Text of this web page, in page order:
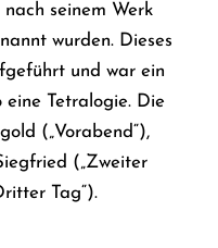
seinem Werk
wurden. Dieses
und war ein
Tetralogie. Die
(„Vorabend“),
(„Zweiter
Tag“).